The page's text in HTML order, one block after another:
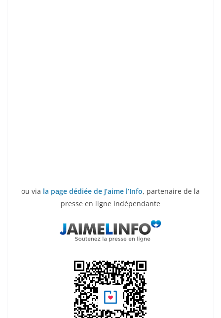
ou via la page dédiée de J’aime l’Info, partenaire de la
presse en ligne indépendante